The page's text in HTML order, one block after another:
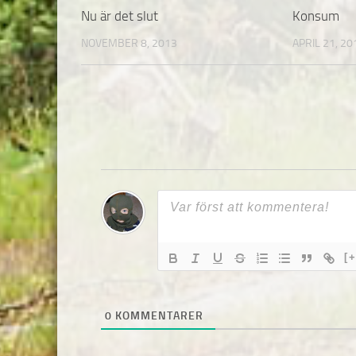
Nu är det slut
NOVEMBER 8, 2013
Konsum
APRIL 21,
0 KOMMENTARER